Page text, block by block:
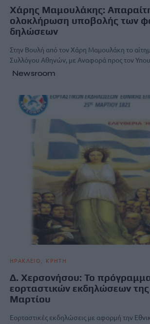
Χάρης Μαμουλάκης:
ολοκλήρωση υποβολής των
δηλώσεων
Στην Βουλή από τον Χάρη Μαμουλάκη το
Συλλόγου Αθηνών, με Αναφορά προς τον
Newsroom
ΗΡΑΚΛΕΙΟ ΚΡΗΤΗ
Δ. Χερσονήσου: Το
εορταστικών εκδηλώσεων
Μαρτίου
Εορταστικές εκδηλώσεις με αφορμή την